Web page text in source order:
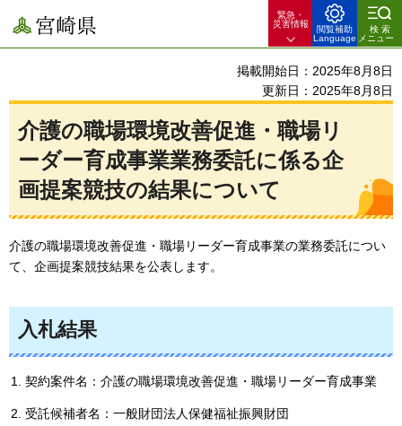
宮崎県
緊急・
災害情報
閲覧補助
Language
検索
メニュー
掲載開始日：2025年8月8日
更新日：2025年8月8日
介護の職場環境改善促進・職場リ
ーダー育成事業業務委託に係る企
画提案競技の結果について
介護の職場環境改善促進・職場リーダー育成事業の業務委託につい
て、企画提案競技結果を公表します。
入札結果
契約案件名：介護の職場環境改善促進・職場リーダー育成事業
受託候補者名：一般財団法人保健福祉振興財団